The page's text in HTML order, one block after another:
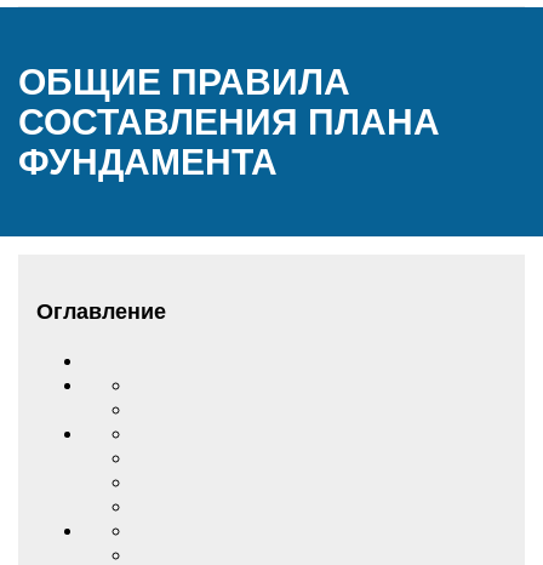
ОБЩИЕ ПРАВИЛА
СОСТАВЛЕНИЯ ПЛАНА
ФУНДАМЕНТА
Оглавление